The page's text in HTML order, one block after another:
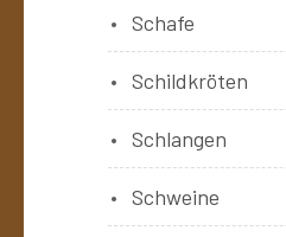
Schafe
Schildkröten
Schlangen
Schweine